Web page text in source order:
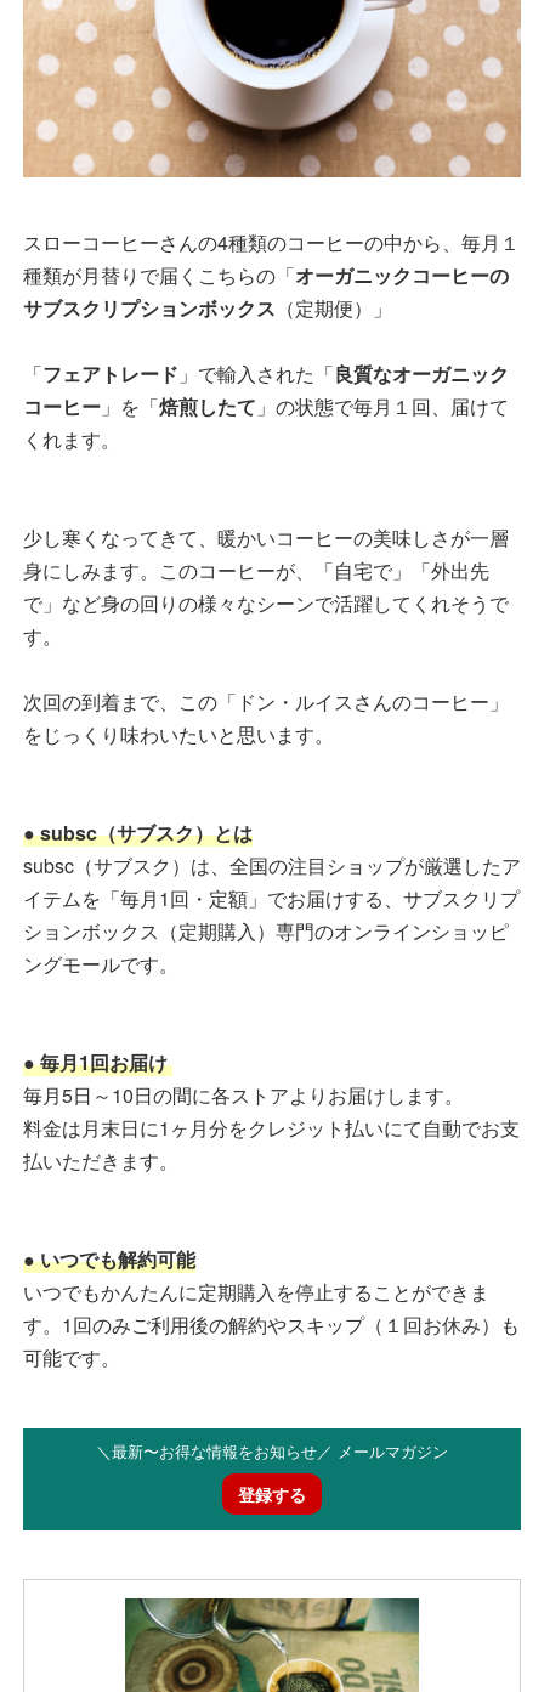
スローコーヒーさんの4種類のコーヒーの中から、毎月１
種類が月替りで届くこちらの「オーガニックコーヒーの
サブスクリプションボックス （定期便）」
「フェアトレード 」で輸入された「良質なオーガニック
コーヒー 」を「焙煎したて 」の状態で毎月１回、届けて
くれます。
少し寒くなってきて、暖かいコーヒーの美味しさが一層
身にしみます。このコーヒーが、「自宅で」「外出先
で」など身の回りの様々なシーンで活躍してくれそうで
す。
次回の到着まで、この「ドン・ルイスさんのコーヒー」
をじっくり味わいたいと思います。
● subsc（サブスク）とは
subsc（サブスク）は、全国の注目ショップが厳選したア
イテムを「毎月1回・定額」でお届けする、サブスクリプ
ションボックス（定期購入）専門のオンラインショッピ
ングモールです。
● 毎月1回お届け
毎月5日～10日の間に各ストアよりお届けします。
料金は月末日に1ヶ月分をクレジット払いにて自動でお支
払いただきます。
● いつでも解約可能
いつでもかんたんに定期購入を停止することができま
す。1回のみご利用後の解約やスキップ（１回お休み）も
可能です。
＼最新〜お得な情報をお知らせ／ メールマガジン
登録する